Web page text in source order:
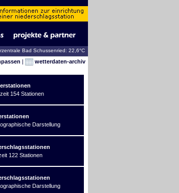
Bad Schussenried: 22,6°C
| wetterdaten-archiv
154 Stationen
Darstellung
122 Stationen
Darstellung